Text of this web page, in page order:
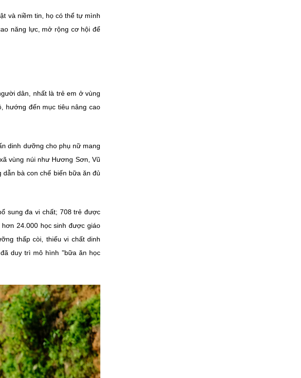
và niềm tin, họ có thể tự mình
năng lực, mở rộng cơ hội để
dân, nhất là trẻ em ở vùng
hướng đến mục tiêu nâng cao
dinh dưỡng cho phụ nữ mang
vùng núi như Hương Sơn, Vũ
bà con chế biến bữa ăn đủ
sung đa vi chất; 708 trẻ được
24.000 học sinh được giáo
thấp còi, thiếu vi chất dinh
duy trì mô hình "bữa ăn học